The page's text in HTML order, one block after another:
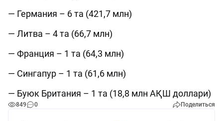
— Германия – 6 та (421,7 млн)
— Литва – 4 та (66,7 млн)
— Франция – 1 та (64,3 млн)
— Сингапур – 1 та (61,6 млн)
— Буюк Британия – 1 та (18,8 млн АҚШ доллари)
849 0 Поделиться